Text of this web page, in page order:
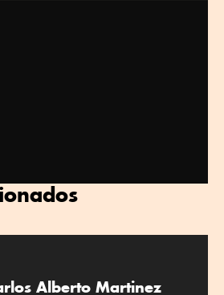
Alberto Martinez